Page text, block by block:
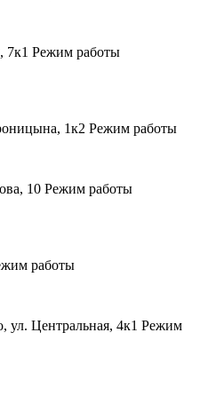
7к1 Режим работы
1к2 Режим работы
10 Режим работы
работы
Центральная, 4к1 Режим